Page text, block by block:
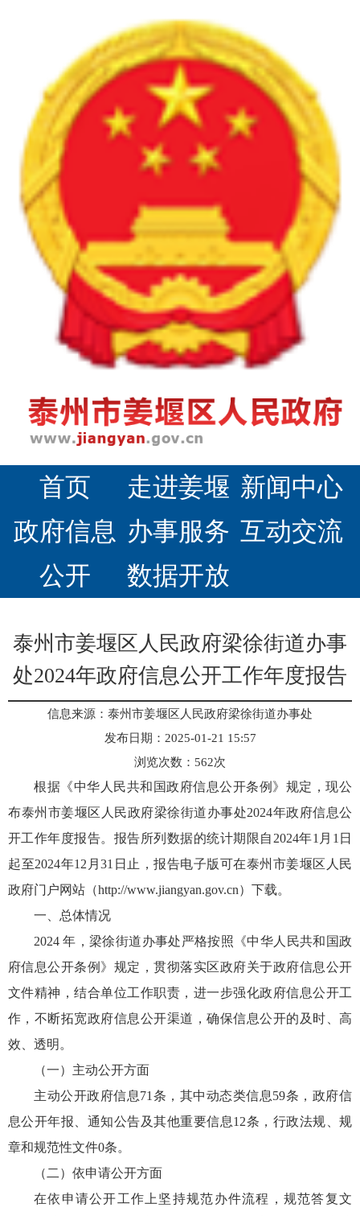
首页 走进姜堰 新闻中心
政府信息
公开
办事服务 互动交流
数据开放
泰州市姜堰区人民政府梁徐街道办事
处2024年政府信息公开工作年度报告
信息来源：泰州市姜堰区人民政府梁徐街道办事处
发布日期：2025-01-21 15:57
浏览次数： 562次
根据《中华人民共和国政府信息公开条例》规定，现公
布泰州市姜堰区人民政府梁徐街道办事处2024年政府信息公
开工作年度报告。报告所列数据的统计期限自2024年1月1日
起至2024年12月31日止，报告电子版可在泰州市姜堰区人民
政府门户网站（http://www.jiangyan.gov.cn）下载。
一、总体情况
2024 年，梁徐街道办事处严格按照《中华人民共和国政
府信息公开条例》规定，贯彻落实区政府关于政府信息公开
文件精神，结合单位工作职责，进一步强化政府信息公开工
作，不断拓宽政府信息公开渠道，确保信息公开的及时、高
效、透明。
（一）主动公开方面
主动公开政府信息71条，其中动态类信息59条，政府信
息公开年报、通知公告及其他重要信息12条，行政法规、规
章和规范性文件0条。
（二）依申请公开方面
在依申请公开工作上坚持规范办件流程，规范答复文